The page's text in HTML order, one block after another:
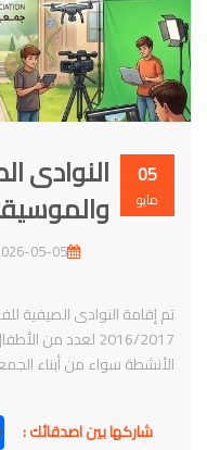
05
مايو
النوادى
05-05
تم إقامة النوادى
2016/2017 لعدد
الأنشطة سواء من أبناء
شاركها بين اصدقائك :